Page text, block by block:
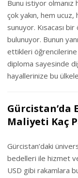
Bunu istiyor olmanız
çok yakın, hem ucuz,
sunuyor. Kısacası
bulunuyor. Bunun
ettikleri
diploma sayesinde
hayallerinize bu
Gürcistan’da
Maliyeti Kaç
Gürcistan’daki
bedelleri ile hizmet
USD gibi rakamlara